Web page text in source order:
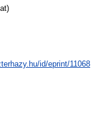
id/eprint/11068